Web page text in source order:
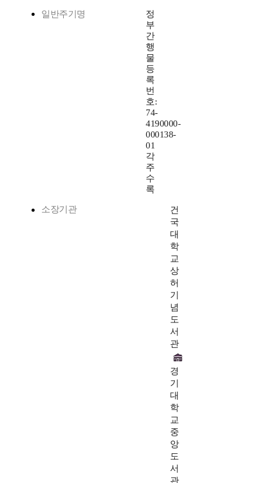
일반주기명
정
부
간
행
물
등
록
번
호:
74-
4190000-
000138-
01
각
주
수
록
소장기관
건
국
대
학
교
상
허
기
념
도
서
관
경
기
대
학
교
중
앙
도
서
관